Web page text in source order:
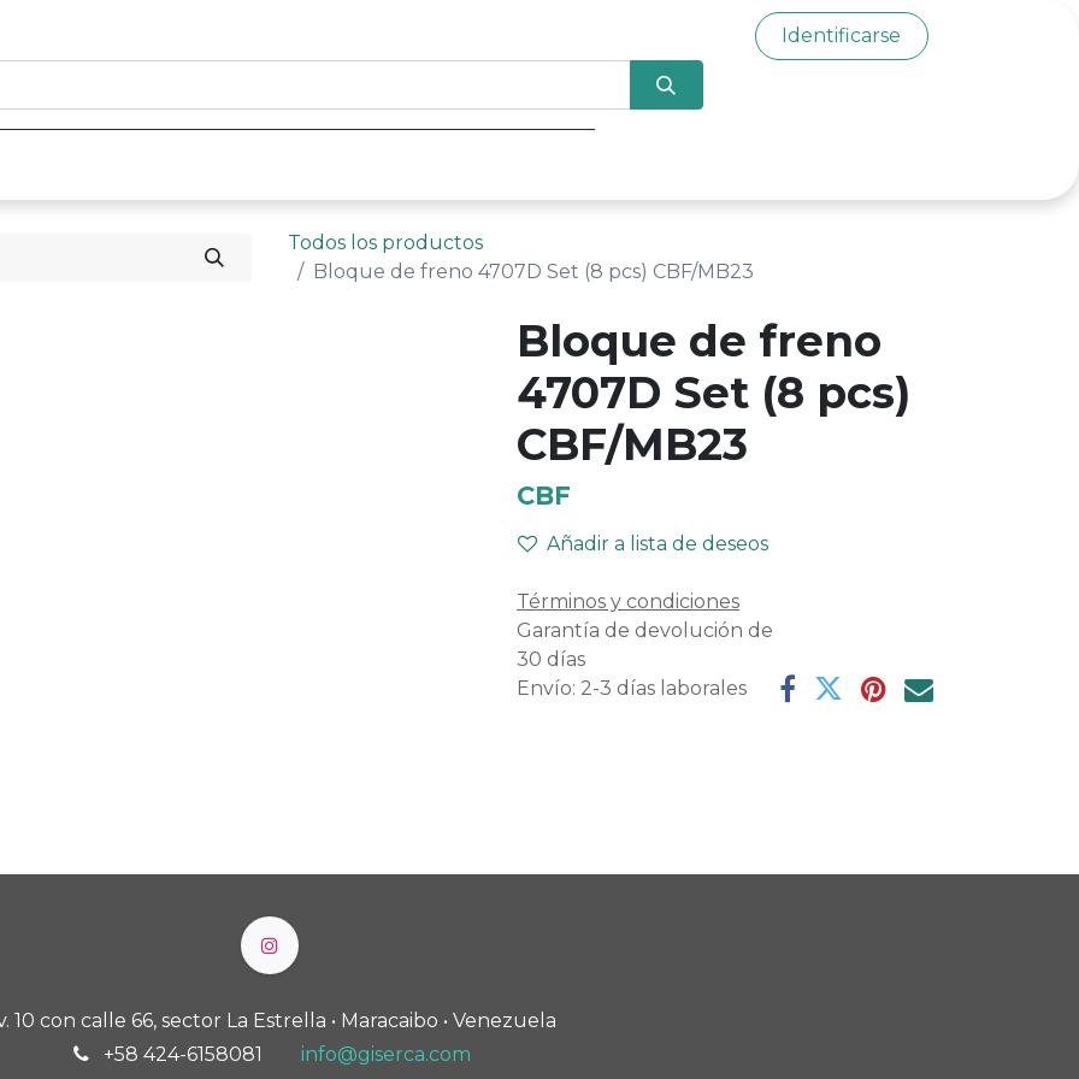
Identificarse
Todos los productos
Bloque de freno 4707D Set (8 pcs) CBF/MB23
Bloque de freno
4707D Set (8 pcs)
CBF/MB23
CBF
Añadir a lista de deseos
Términos y condiciones
Garantía de devolución de
30 días
Envío: 2-3 días laborales
10 con calle 66, sector La Estrella • Maracaibo • Venezuela
+58 424-6158081
info@giserca.com